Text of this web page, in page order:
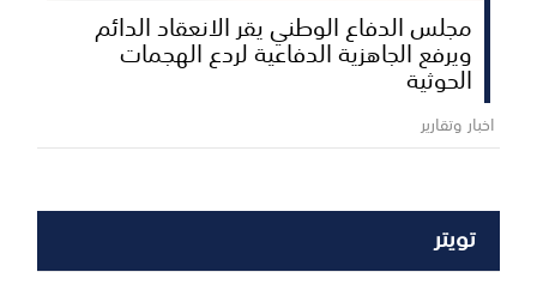
مجلس الدفاع الوطني يقر الانعقاد الدائم
ويرفع الجاهزية الدفاعية لردع الهجمات
الحوثية
اخبار وتقارير
تويتر